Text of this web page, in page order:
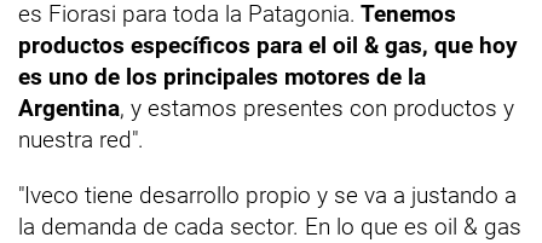
es Fiorasi para toda la Patagonia. Tenemos
productos específicos para el oil & gas, que hoy
es uno de los principales motores de la
Argentina, y estamos presentes con productos y
nuestra red".
"Iveco tiene desarrollo propio y se va a justando a
la demanda de cada sector. En lo que es oil & gas